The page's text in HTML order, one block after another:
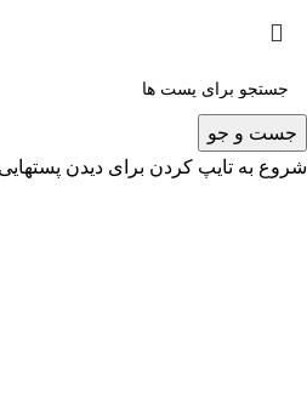
جست و جو
شروع به تایپ کردن برای دیدن